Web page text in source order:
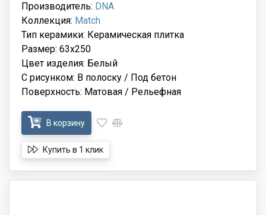
Производитель: DNA
Коллекция: Match
Тип керамики: Керамическая плитка
Размер: 63x250
Цвет изделия: Белый
С рисунком: В полоску / Под бетон
Поверхность: Матовая / Рельефная
В корзину
Купить в 1 клик